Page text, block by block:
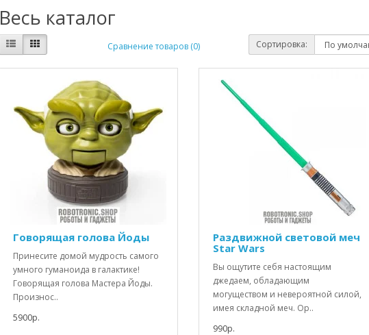
Весь каталог
Сравнение товаров (0) Сортировка:
Говорящая голова Йоды
Принесите домой мудрость самого
умного гуманоида в галактике!
Говорящая голова Мастера Йоды.
Произнос..
5900р.
Раздвижной световой меч
Star Wars
Вы ощутите себя настоящим
джедаем, обладающим
могуществом и невероятной силой,
имея складной меч. Ор..
990р.